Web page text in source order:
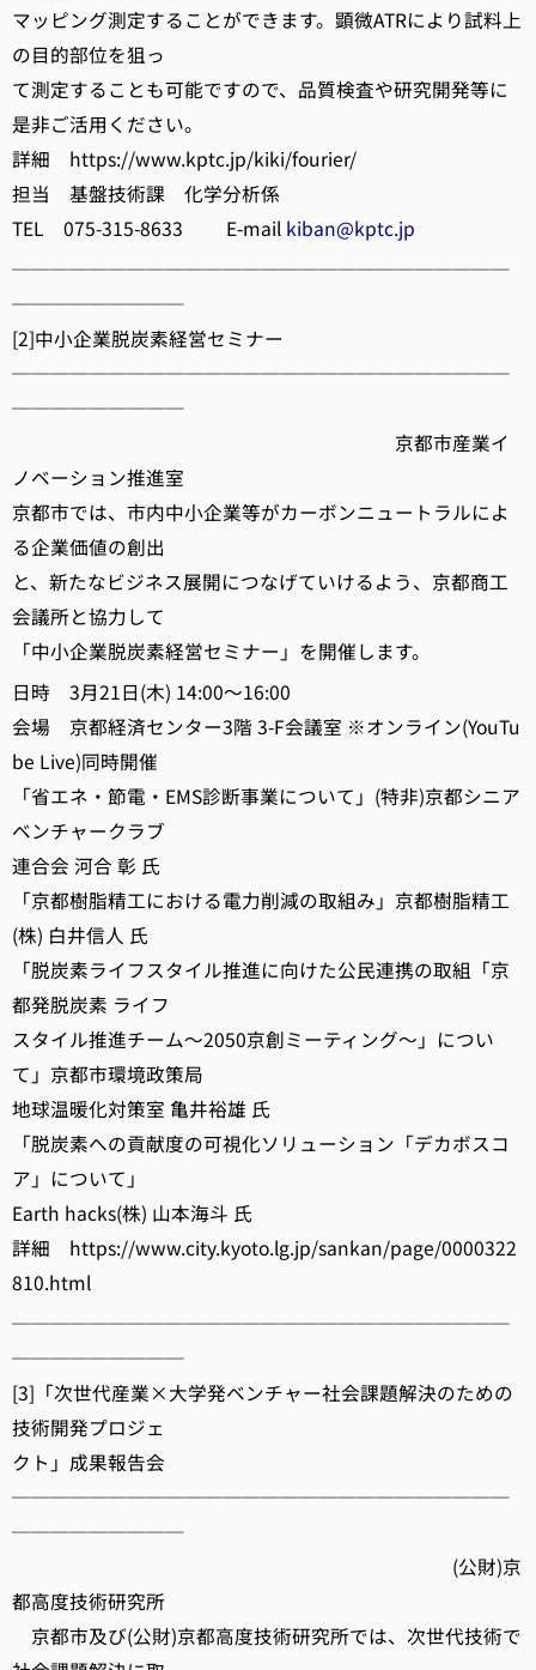
マッピング測定することができます。顕微ATRにより試料上
の目的部位を狙っ
て測定することも可能ですので、品質検査や研究開発等に
是非ご活用ください。
詳細 https://www.kptc.jp/kiki/fourier/ ‎
担当 基盤技術課 化学分析係
TEL 075-315-8633 E-mail kiban@kptc.jp
──────────────────────────
─────────
[2]中小企業脱炭素経営セミナー
──────────────────────────
─────────
京都市産業イ
ノベーション推進室
京都市では、市内中小企業等がカーボンニュートラルによ
る企業価値の創出
と、新たなビジネス展開につなげていけるよう、京都商工
会議所と協力して
「中小企業脱炭素経営セミナー」を開催します。
日時 3月21日(木) 14:00～16:00
会場 京都経済センター3階 3-F会議室 ※オンライン(YouTu
be Live)同時開催
「省エネ・節電・EMS診断事業について」(特非)京都シニア
ベンチャークラブ
連合会 河合 彰 氏
「京都樹脂精工における電力削減の取組み」京都樹脂精工
(株) 白井信人 氏
「脱炭素ライフスタイル推進に向けた公民連携の取組「京
都発脱炭素 ライフ
スタイル推進チーム～2050京創ミーティング～」につい
て」京都市環境政策局
地球温暖化対策室 亀井裕雄 氏
「脱炭素への貢献度の可視化ソリューション「デカボスコ
ア」について」
Earth hacks(株) 山本海斗 氏
詳細 https://www.city.kyoto.lg.jp/sankan/page/0000322
810.html
──────────────────────────
─────────
[3]「次世代産業×大学発ベンチャー社会課題解決のための
技術開発プロジェ
クト」成果報告会
──────────────────────────
─────────
(公財)京
都高度技術研究所
京都市及び(公財)京都高度技術研究所では、次世代技術で